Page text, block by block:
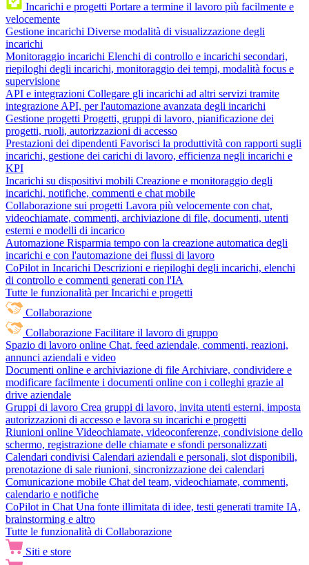
Incarichi e progetti Portare a termine il lavoro più facilmente e
velocemente
Gestione incarichi Diverse modalità di visualizzazione degli
incarichi
Monitoraggio incarichi Elenchi di controllo e incarichi secondari,
riepiloghi degli incarichi, monitoraggio dei tempi, modalità focus e
supervisione
API e integrazioni Collegare gli incarichi ad altri servizi tramite
integrazione API, per l'automazione avanzata degli incarichi
Gestione progetti Progetti, gruppi di lavoro, pianificazione dei
progetti, ruoli, autorizzazioni di accesso
Prestazioni dei dipendenti Favorisci la produttività con rapporti sugli
incarichi, gestione dei carichi di lavoro, efficienza negli incarichi e
KPI
Incarichi su dispositivi mobili Creazione e monitoraggio degli
incarichi, notifiche, commenti e chat mobile
Collaborazione sui progetti Lavora più velocemente con chat,
videochiamate, commenti, archiviazione di file, documenti, utenti
esterni e modelli di incarico
Automazione Risparmia tempo con la creazione automatica degli
incarichi e con l'automazione dei flussi di lavoro
CoPilot in Incarichi Descrizioni e riepiloghi degli incarichi, elenchi
di controllo e commenti generati con l'IA
Tutte le funzionalità per Incarichi e progetti
Collaborazione
Collaborazione Facilitare il lavoro di gruppo
Spazio di lavoro online Chat, feed aziendale, commenti, reazioni,
annunci aziendali e video
Documenti online e archiviazione di file Archiviare, condividere e
modificare facilmente i documenti online con i colleghi grazie al
drive aziendale
Gruppi di lavoro Crea gruppi di lavoro, invita utenti esterni, imposta
autorizzazioni di accesso e lavora su incarichi e progetti
Riunioni online Videochiamate, videoconferenze, condivisione dello
schermo, registrazione delle chiamate e sfondi personalizzati
Calendari condivisi Calendari aziendali e personali, slot disponibili,
prenotazione di sale riunioni, sincronizzazione dei calendari
Comunicazione mobile Chat del team, videochiamate, commenti,
calendario e notifiche
CoPilot in Chat Una fonte illimitata di idee, testi generati tramite IA,
brainstorming e altro
Tutte le funzionalità di Collaborazione
Siti e store